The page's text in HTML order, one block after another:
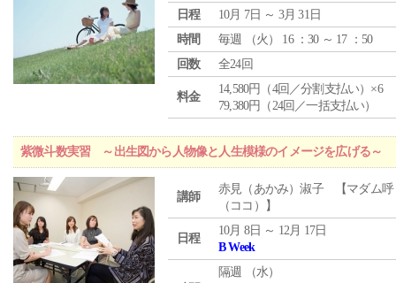
日程
10月 7日 ～ 3月 31日
時間
毎週 （火 ） 16 ：30 ～ 17 ：50
回数
全24回
料金
14,580円（4回／分割支払い）×6
79,380円（24回／一括支払い）
紫微斗数実習 ～出生図から人物像と人生模様のイメージを広げる～
講師
赤見（あかみ）淑子 【マダム呼
（ココ）】
日程
10月 8日 ～ 12月 17日
B Week
隔週 （水）